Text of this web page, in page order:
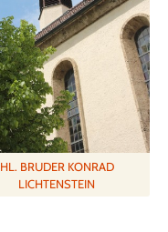
HL. BRUDER KONRAD
LICHTENSTEIN